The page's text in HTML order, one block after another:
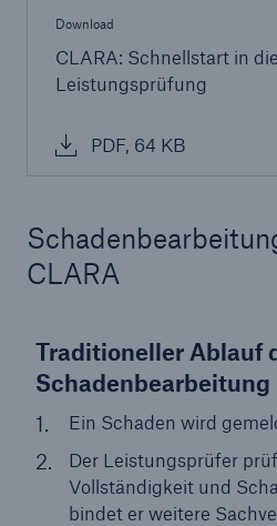
Download
CLARA: Schnellstart in
Leistungsprüfung
PDF, 64 KB
CLARA
Traditioneller Ablauf
Schadenbearbeitung
Ein Schaden wird
Der Leistungsprüfer
Vollständigkeit und
bindet er weitere
Lösungen
Sachdeckung durch